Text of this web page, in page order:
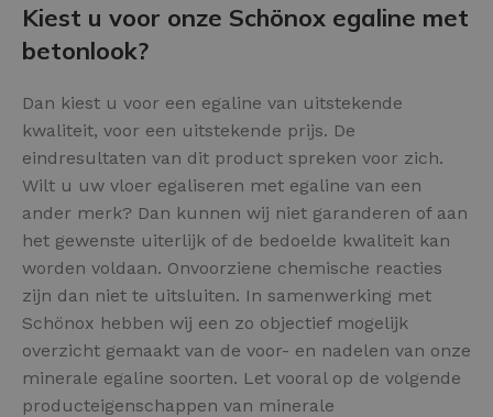
Kiest u voor onze Schönox egaline met
betonlook?
Dan kiest u voor een egaline van uitstekende
kwaliteit, voor een uitstekende prijs. De
eindresultaten van dit product spreken voor zich.
Wilt u uw vloer egaliseren met egaline van een
ander merk? Dan kunnen wij niet garanderen of aan
het gewenste uiterlijk of de bedoelde kwaliteit kan
worden voldaan. Onvoorziene chemische reacties
zijn dan niet te uitsluiten. In samenwerking met
Schönox hebben wij een zo objectief mogelijk
overzicht gemaakt van de voor- en nadelen van onze
minerale egaline soorten. Let vooral op de volgende
producteigenschappen van minerale